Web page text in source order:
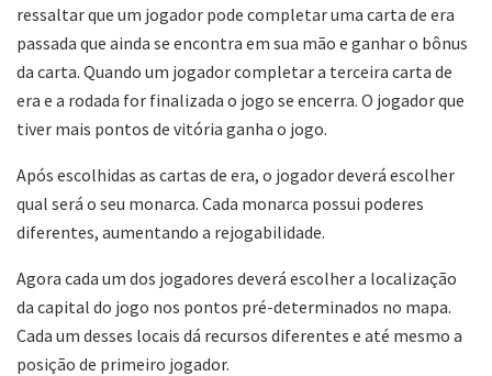
ressaltar que um jogador pode completar uma carta de era
passada que ainda se encontra em sua mão e ganhar o bônus
da carta. Quando um jogador completar a terceira carta de
era e a rodada for finalizada o jogo se encerra. O jogador que
tiver mais pontos de vitória ganha o jogo.
Após escolhidas as cartas de era, o jogador deverá escolher
qual será o seu monarca. Cada monarca possui poderes
diferentes, aumentando a rejogabilidade.
Agora cada um dos jogadores deverá escolher a localização
da capital do jogo nos pontos pré-determinados no mapa.
Cada um desses locais dá recursos diferentes e até mesmo a
posição de primeiro jogador.